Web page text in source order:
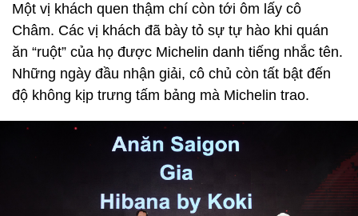
Một vị khách quen thậm chí còn tới ôm lấy cô
Châm. Các vị khách đã bày tỏ sự tự hào khi quán
ăn “ruột” của họ được Michelin danh tiếng nhắc tên.
Những ngày đầu nhận giải, cô chủ còn tất bật đến
độ không kịp trưng tấm bảng mà Michelin trao.